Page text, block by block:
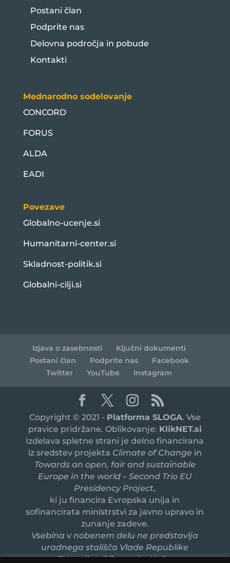
Postani član
Podprite nas
Delovna področja in pobude
Kontakti
Mednarodno sodelovanje
CONCORD
FORUS
ALDA
EADI
Povezave
Globalno-ucenje.si
Humanitarni-center.si
Skladnost-politik.si
Globalni-cilji.si
Izjava o zasebnosti
Ključni dokumenti
Postani član
Podprite nas
Facebook
Twitter
YouTube Instagram
Copyright © 2021 - Platforma SLOGA. Vse
pravice pridržane. Oblikovanje: KlikNET.si
Izdelava spletne strani je delno financirana
iz sredstev projekta Climate of Change in
Towards an open, fair and sustainable
Europe in the world – Second Trio EU
Presidency Project,
ki ju financira Evropska unija in
sofinancirata ministrstvi za javno upravo in
zunanje zadeve.
Vsebina v nobenem delu ne predstavlja
uradnega stališča Vlade Republike
Slovenije ali Evropske Unije.